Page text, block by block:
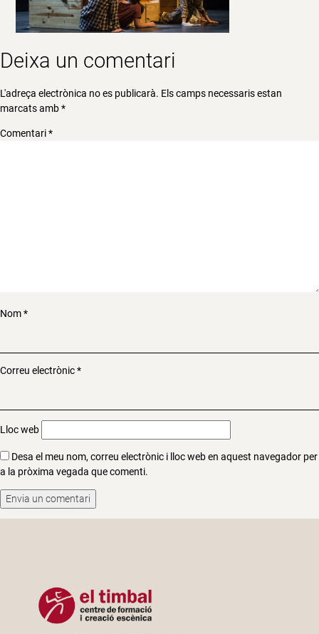
Deixa un comentari
L'adreça electrònica no es publicarà. Els camps necessaris estan
marcats amb*
Comentari*
Nom*
Correu electrònic*
Lloc web
Desa el meu nom, correu electrònic i lloc web en aquest navegador per
a la pròxima vegada que comenti.